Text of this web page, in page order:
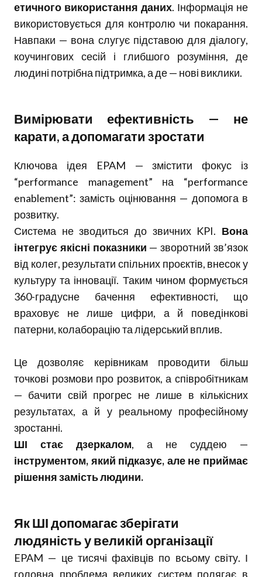
етичного використання даних. Інформація не
використовується для контролю чи покарання.
Навпаки — вона слугує підставою для діалогу,
коучингових сесій і глибшого розуміння, де
людині потрібна підтримка, а де — нові виклики.
Вимірювати ефективність — не
карати, а допомагати зростати
Ключова ідея EPAM — змістити фокус із
“performance management” на “performance
enablement”: замість оцінювання — допомога в
розвитку.
Система не зводиться до звичних KPI. Вона
інтегрує якісні показники — зворотний зв’язок
від колег, результати спільних проєктів, внесок у
культуру та інновації. Таким чином формується
360-градусне бачення ефективності, що
враховує не лише цифри, а й поведінкові
патерни, колаборацію та лідерський вплив.
Це дозволяє керівникам проводити більш
точкові розмови про розвиток, а співробітникам
— бачити свій прогрес не лише в кількісних
результатах, а й у реальному професійному
зростанні.
ШІ стає дзеркалом, а не суддею —
інструментом, який підказує, але не приймає
рішення замість людини.
Як ШІ допомагає зберігати
людяність у великій організації
EPAM — це тисячі фахівців по всьому світу. І
головна проблема великих систем полягає в